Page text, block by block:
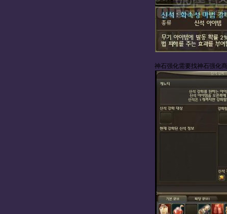
神石强化需要找神石强化